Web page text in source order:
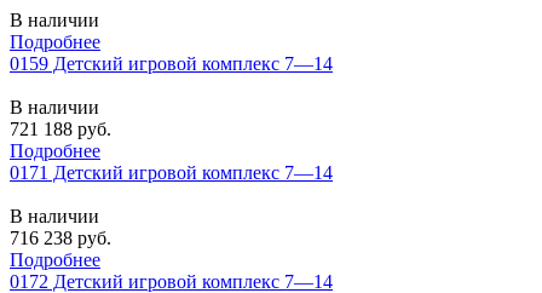
В наличии
Подробнее
0159 Детский игровой комплекс 7—14
В наличии
721 188 руб.
Подробнее
0171 Детский игровой комплекс 7—14
В наличии
716 238 руб.
Подробнее
0172 Детский игровой комплекс 7—14